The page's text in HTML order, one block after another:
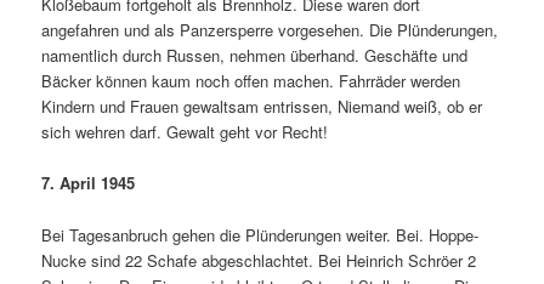
angefahren und als Panzersperre vorgesehen. Die Plünderungen,
namentlich durch Russen, nehmen überhand. Geschäfte und
Bäcker können kaum noch offen machen. Fahr­räder werden
Kindern und Frauen gewalt­sam entrissen, Niemand weiß, ob er
sich wehren darf. Gewalt geht vor Recht!
7. April 1945
Bei Tagesanbruch gehen die Plünderun­gen weiter. Bei. Hoppe-
Nucke sind 22 Schaf­e abgeschlachtet. Bei Heinrich Schröer 2